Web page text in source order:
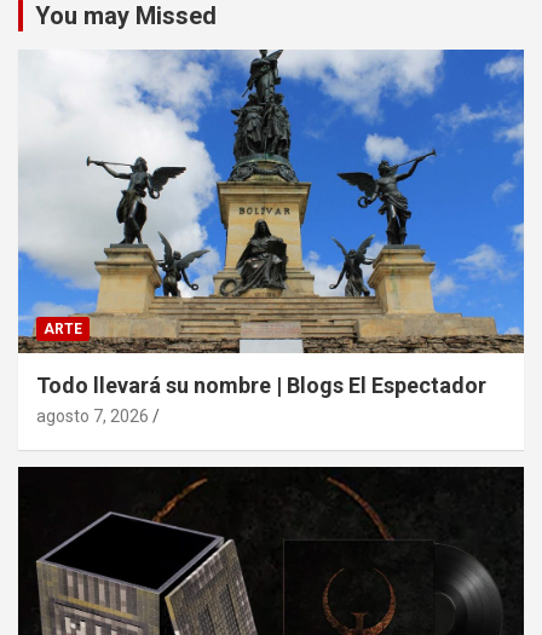
You may Missed
ARTE
Todo llevará su nombre | Blogs El Espectador
agosto 7, 2026